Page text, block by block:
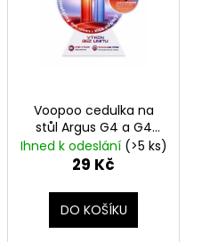
Voopoo cedulka na
stůl Argus G4 a G4
mini
Ihned k odeslání (>5 ks)
29 Kč
DO KOŠÍKU